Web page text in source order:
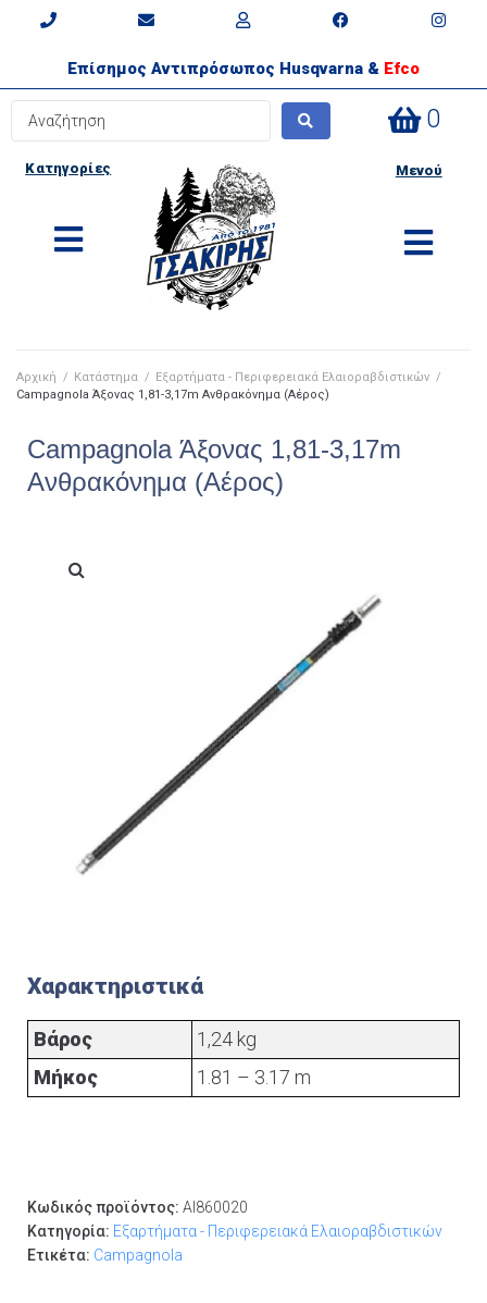
Επίσημος Αντιπρόσωπος Husqvarna & Efco
0
Κατηγορίες Μενού
Αρχική / Κατάστημα / Εξαρτήματα - Περιφερειακά Ελαιοραβδιστικών /
Campagnola Άξονας 1,81-3,17m Ανθρακόνημα (Αέρος)
Campagnola Άξονας 1,81-3,17m
Ανθρακόνημα (Αέρος)
Χαρακτηριστικά
Βάρος
1,24 kg
Μήκος
1.81 – 3.17 m
Κωδικός προϊόντος: AI860020
Κατηγορία: Εξαρτήματα - Περιφερειακά Ελαιοραβδιστικών
Ετικέτα: Campagnola